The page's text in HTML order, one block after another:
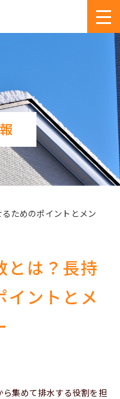
ためのポイントとメン
とは？長持
イントとメ
集めて排水する役割を担